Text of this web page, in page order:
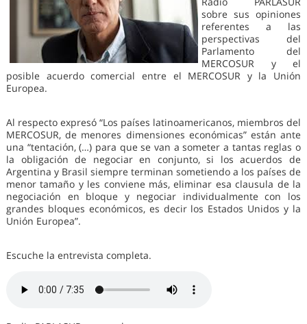
sobre sus opiniones
referentes a las
perspectivas del
Parlamento del
MERCOSUR y el
posible acuerdo comercial entre el MERCOSUR y la Unión
Europea.
Al respecto expresó “Los países latinoamericanos, miembros del
MERCOSUR, de menores dimensiones económicas” están ante
una “tentación, (…) para que se van a someter a tantas reglas o
la obligación de negociar en conjunto, si los acuerdos de
Argentina y Brasil siempre terminan sometiendo a los países de
menor tamaño y les conviene más, eliminar esa clausula de la
negociación en bloque y negociar individualmente con los
grandes bloques económicos, es decir los Estados Unidos y la
Unión Europea”.
Escuche la entrevista completa.